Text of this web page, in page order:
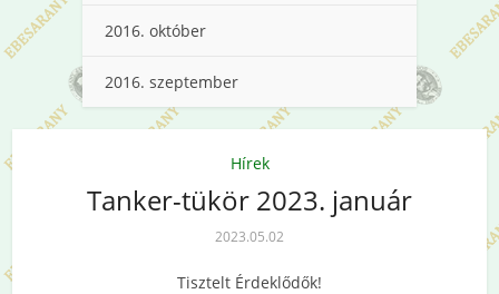
2016. október
2016. szeptember
Hírek
Tanker-tükör 2023. január
2023.05.02
Tisztelt Érdeklődők!